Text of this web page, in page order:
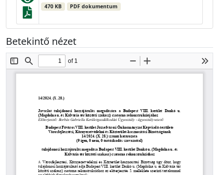
470 KB PDF dokumentum
Betekintő nézet